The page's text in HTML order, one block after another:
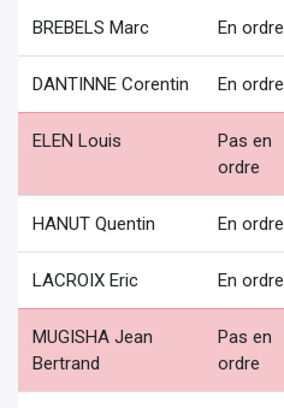
BREBELS Marc En ordre
DANTINNE Corentin En ordre
ELEN Louis
Pas en
ordre
HANUT Quentin En ordre
LACROIX Eric En ordre
MUGISHA Jean
Bertrand
Pas en
ordre